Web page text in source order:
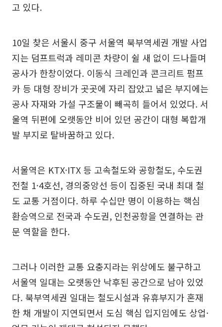
고 있다.
10일 찾은 서울시 중구 서울역 북부역세권 개발 사업
지는 덤프트럭과 레미콘 차량이 쉴 새 없이 드나들며
공사가 한창이었다. 이동식 크레인과 콘크리트 펌프
카 등 대형 장비가 곳곳에 자리 잡았고 넓은 부지에는
공사 자재와 가설 구조물이 빼곡히 들어서 있었다. 서
울역 뒤편에 오랫동안 비어 있던 공간이 대형 복합개
발 부지로 탈바꿈하고 있다.
서울역은 KTX·ITX 등 고속철도와 공항철도, 수도권
전철 1·4호선, 경의중앙선 등이 집중된 국내 최대 철
도 교통 거점이다. 하루 수십만 명이 이용하는 핵심
환승역으로 전국과 수도권, 인천공항을 연결하는 관
문 역할을 한다.
그러나 이러한 교통 요충지라는 위상에도 불구하고
서울역 일대는 오랫동안 낙후된 공간으로 남아 있었
다. 북부역세권 일대는 철도시설과 유휴부지가 혼재
한 채 개발이 지연되면서 도심 핵심 입지임에도 상업·